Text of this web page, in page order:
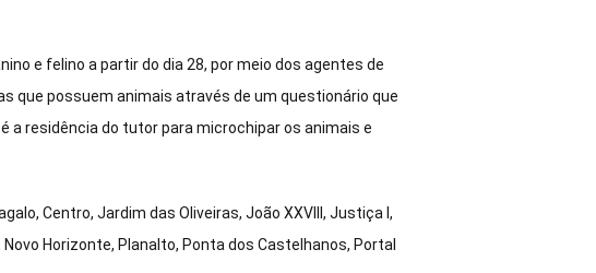
e felino a partir do dia 28, por meio dos agentes de
que possuem animais através de um questionário que
a residência do tutor para microchipar os animais e
Centro, Jardim das Oliveiras, João XXVIII, Justiça I,
Horizonte, Planalto, Ponta dos Castelhanos, Portal